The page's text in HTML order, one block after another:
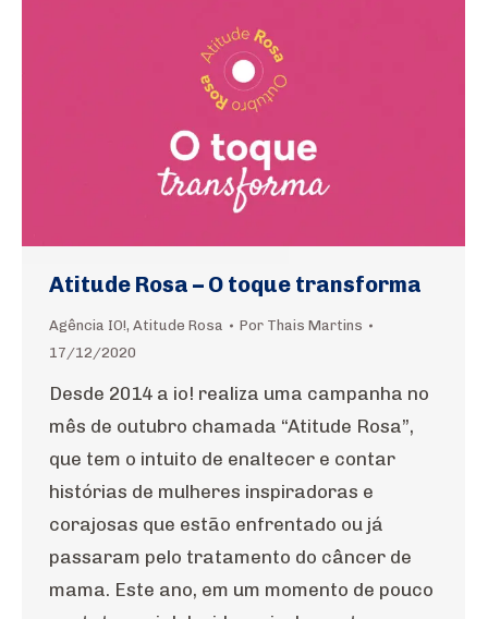
Atitude Rosa – O toque transforma
Agência IO!, Atitude Rosa Por Thais Martins
17/12/2020
Desde 2014 a io! realiza uma campanha no
mês de outubro chamada “Atitude Rosa”,
que tem o intuito de enaltecer e contar
histórias de mulheres inspiradoras e
corajosas que estão enfrentado ou já
passaram pelo tratamento do câncer de
mama. Este ano, em um momento de pouco